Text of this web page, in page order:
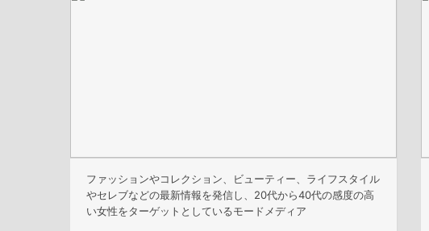
ファッションやコレクション、ビューティー、ライフスタイル
やセレブなどの最新情報を発信し、20代から40代の感度の高
い女性をターゲットとしているモードメディア